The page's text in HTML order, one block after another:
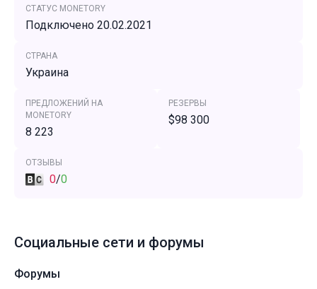
СТАТУС MONETORY
Подключено 20.02.2021
СТРАНА
Украина
ПРЕДЛОЖЕНИЙ НА
MONETORY
8 223
РЕЗЕРВЫ
$98 300
ОТЗЫВЫ
0/0
Социальные сети и форумы
Форумы